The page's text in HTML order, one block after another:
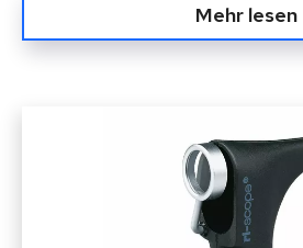
Mehr lesen